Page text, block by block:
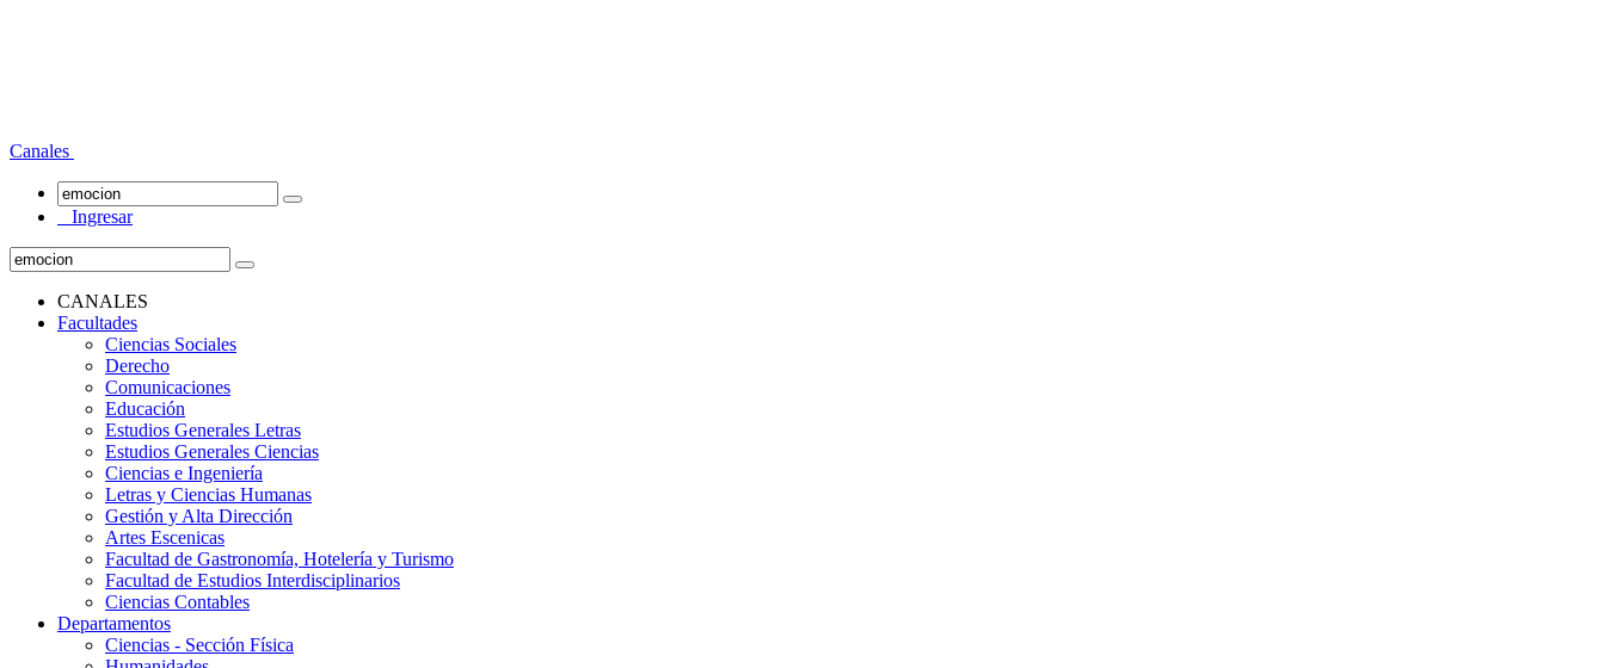
Canales
Ingresar
CANALES
Facultades
Ciencias Sociales
Derecho
Comunicaciones
Educación
Estudios Generales Letras
Estudios Generales Ciencias
Ciencias e Ingeniería
Letras y Ciencias Humanas
Gestión y Alta Dirección
Artes Escenicas
Facultad de Gastronomía, Hotelería y Turismo
Facultad de Estudios Interdisciplinarios
Ciencias Contables
Departamentos
Ciencias - Sección Física